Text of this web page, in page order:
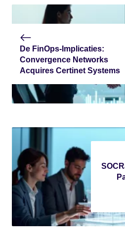
De FinOps-Implicaties:
Convergence Networks
Acquires Certinet Systems